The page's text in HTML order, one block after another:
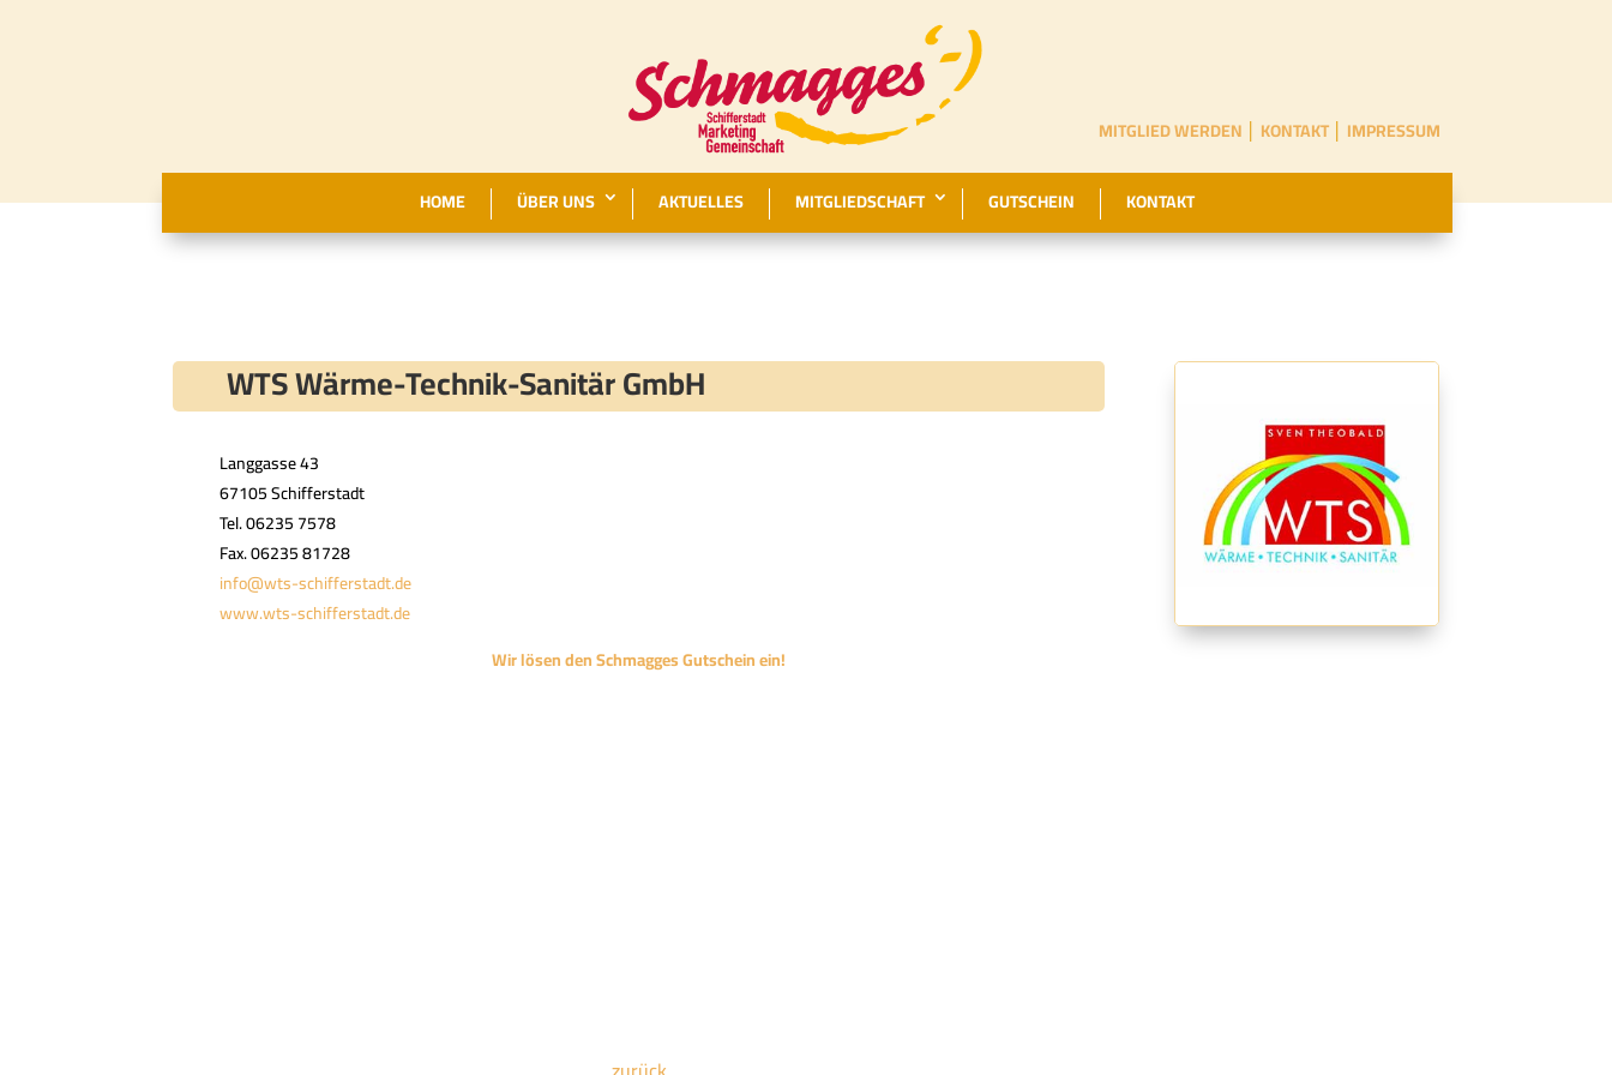
MITGLIED WERDEN │ KONTAKT │ IMPRESSUM
HOME ÜBER UNS AKTUELLES MITGLIEDSCHAFT GUTSCHEIN KONTAKT
WTS Wärme-Technik-Sanitär GmbH
Langgasse 43
67105 Schifferstadt
Tel. 06235 7578
Fax. 06235 81728
info@wts-schifferstadt.de
www.wts-schifferstadt.de
Wir lösen den Schmagges Gutschein ein!